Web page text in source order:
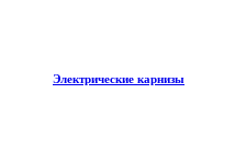
Электрические карнизы